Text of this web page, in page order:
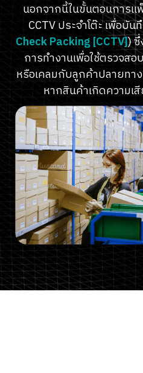
นอกจากนี้ในขั้นตอนการแ
CCTV ประจำโต๊ะ เพื่อบั
Check Packing [CCTV])
การทำงานเพื่อใช้ตรวจส
หรือเคลมกับลูกค้าปลายทา
หากสินค้าเกิดความเ